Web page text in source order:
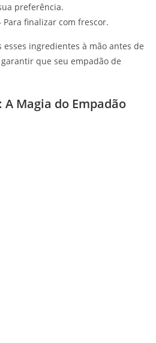
preferência.
Para finalizar com frescor.
ingredientes à mão antes de
que seu empadão de
Magia do Empadão